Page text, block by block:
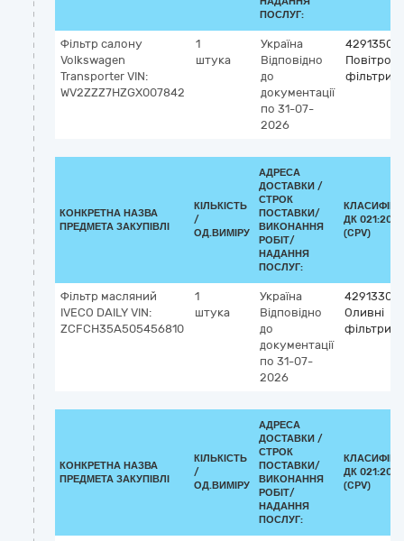
ПОСЛУГ:
Фільтр салону
Volkswagen
Transporter VIN:
WV2ZZZ7HZGX007842
1
штука
Україна
Відповідно
до
документації
по 31-07-
2026
фільтри
КОНКРЕТНА НАЗВА
ПРЕДМЕТА ЗАКУПІВЛІ
КІЛЬКІСТЬ
/
ОД.ВИМІРУ
АДРЕСА
ДОСТАВКИ /
СТРОК
ПОСТАВКИ/
ВИКОНАННЯ
РОБІТ/
НАДАННЯ
ПОСЛУГ:
ДК 021:2015
(CPV)
Фільтр масляний
IVECO DAILY VIN:
ZCFCH35A505456810
1
штука
Україна
Відповідно
до
документації
по 31-07-
2026
Оливні
фільтри
КОНКРЕТНА НАЗВА
ПРЕДМЕТА ЗАКУПІВЛІ
КІЛЬКІСТЬ
/
ОД.ВИМІРУ
АДРЕСА
ДОСТАВКИ /
СТРОК
ПОСТАВКИ/
ВИКОНАННЯ
РОБІТ/
НАДАННЯ
ПОСЛУГ:
ДК 021:2015
(CPV)